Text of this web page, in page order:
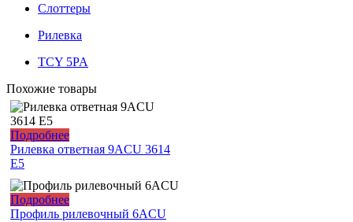
Слоттеры
Рилевка
TCY 5PA
Похожие товары
Подробнее
Рилевка ответная 9ACU 3614
E5
Подробнее
Профиль рилевочный 6ACU